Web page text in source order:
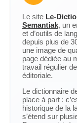
Le site Le-
Semantiak, un
et d’outils de
depuis plus de
une image de
page dédiée au
travail régulier
éditoriale.
Le dictionnaire
place à part :
historique de la
s’étend sur